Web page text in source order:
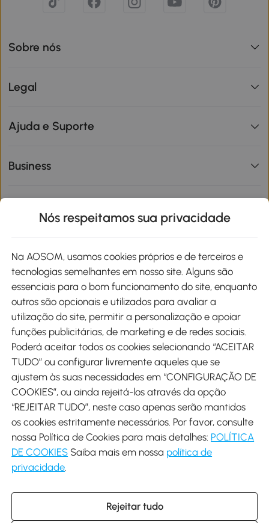
Sobre nós
Legal
Ajuda e Suporte
Business
Métodos de pagamento
Envio
Descarregar Aosom App
Google Play
+34 931 294 512 (Seg-Sex das 7:30 às 16:30h)
Nós respeitamos sua privacidade
Na AOSOM, usamos cookies próprios e de terceiros e
tecnologias semelhantes em nosso site. Alguns são
essenciais para o bom funcionamento do site, enquanto
outros são opcionais e utilizados para avaliar a
utilização do site, permitir a personalização e apoiar
funções publicitárias, de marketing e de redes sociais.
Poderá aceitar todos os cookies selecionando “ACEITAR
TUDO” ou configurar livremente aqueles que se
ajustem às suas necessidades em “CONFIGURAÇÃO DE
COOKIES”, ou ainda rejeitá-los através da opção
“REJEITAR TUDO”, neste caso apenas serão mantidos
os cookies estritamente necessários. Por favor, consulte
nossa Política de Cookies para mais detalhes: POLÍTICA
DE COOKIES Saiba mais em nossa política de
privacidade
Rejeitar tudo